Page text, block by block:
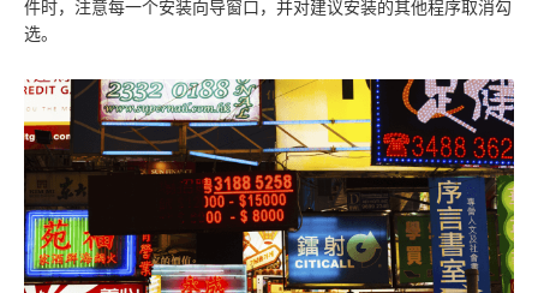
件时，注意每一个安装向导窗口，并对建议安装的其他程序取消勾
选。